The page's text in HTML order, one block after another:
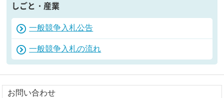
しごと・産業
一般競争入札公告
一般競争入札の流れ
お問い合わせ